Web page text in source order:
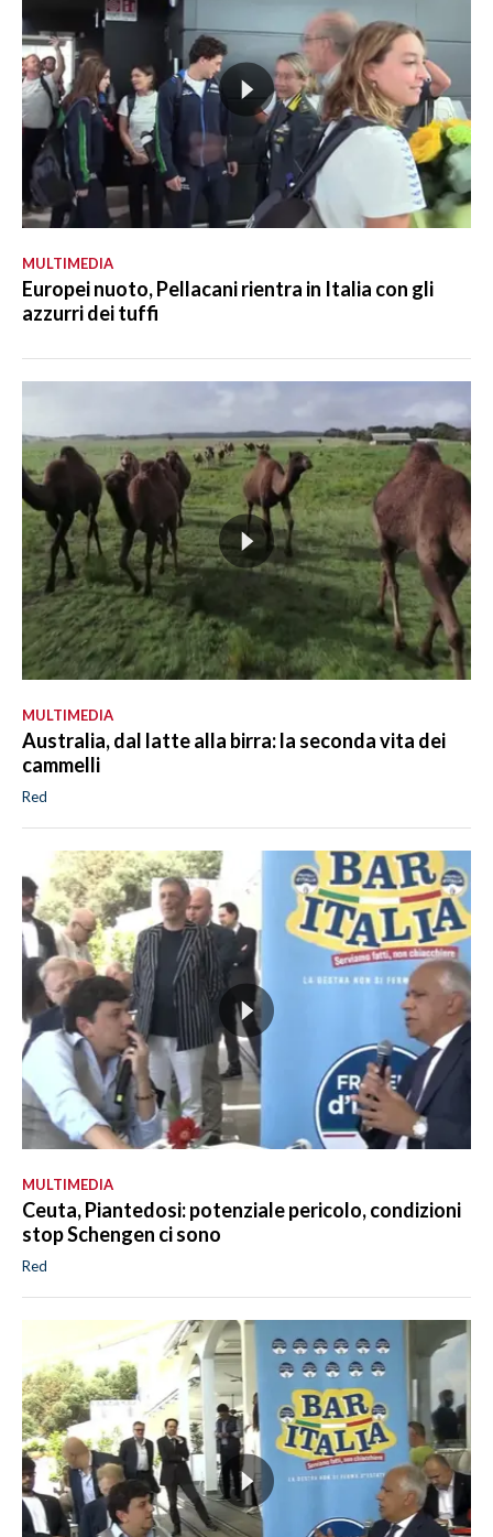
MULTIMEDIA
Europei nuoto, Pellacani rientra in Italia con gli
azzurri dei tuffi
MULTIMEDIA
Australia, dal latte alla birra: la seconda vita dei
cammelli
Red
MULTIMEDIA
Ceuta, Piantedosi: potenziale pericolo, condizioni
stop Schengen ci sono
Red